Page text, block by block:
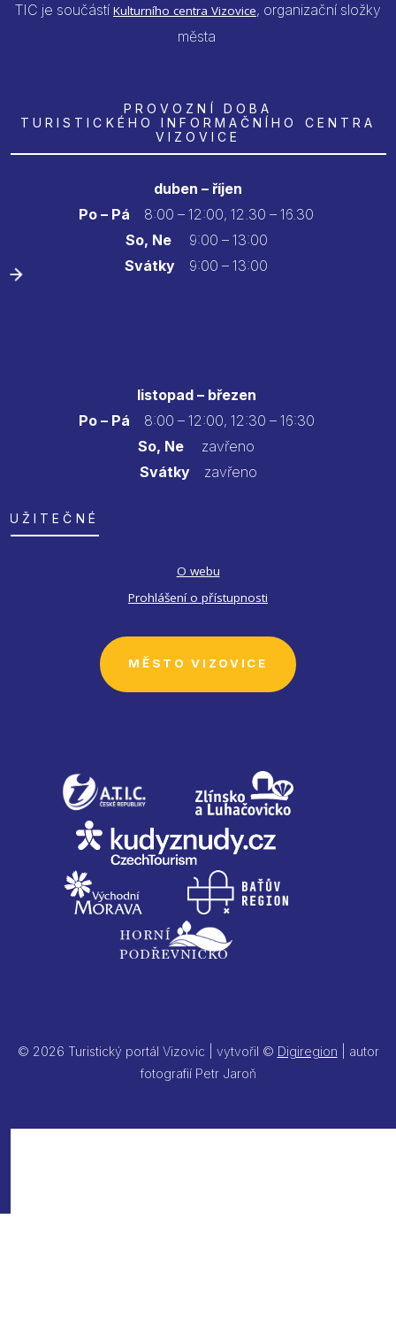
TIC je součástí Kulturního centra Vizovice, organizační složky
města
PROVOZNÍ DOBA
TURISTICKÉHO INFORMAČNÍHO CENTRA
VIZOVICE
duben – říjen
Po – Pá
8:00 – 12:00, 12.30 – 16.30
So, Ne9:00 – 13:00
Svátky 9:00 – 13:00
listopad – březen
Po – Pá 8:00 – 12:00, 12:30 – 16:30
So, Ne zavřeno
Svátkyzavřeno
UŽITEČNÉ
O webu
Prohlášení o přístupnosti
MĚSTO VIZOVICE
© 2026 Turistický portál Vizovic | vytvořil © Digiregion | autor
fotografií Petr Jaroň